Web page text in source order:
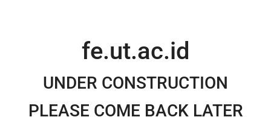
fe.ut.ac.id
UNDER CONSTRUCTION
PLEASE COME BACK LATER